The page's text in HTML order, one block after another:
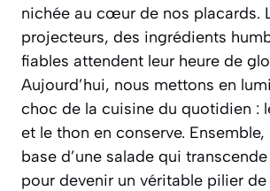
nichée au cœur de nos placards.
projecteurs, des ingrédients
fiables attendent leur heure de
Aujourd’hui, nous mettons en
choc de la cuisine du quotidien :
et le thon en conserve.
base d’une salade qui
pour devenir un véritable pilier de